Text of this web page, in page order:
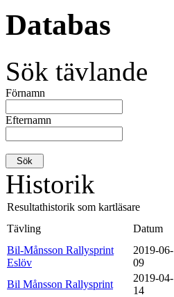
Databas
Sök tävlande
Förnamn
Efternamn
Historik
Resultathistorik som kartläsare
Tävling
Datum
Bil-Månsson Rallysprint
Eslöv
2019-06-
09
Bil Månsson Rallysprint
2019-04-
14